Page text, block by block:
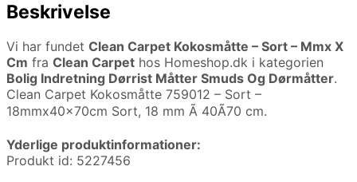
Beskrivelse
Vi har fundet Clean Carpet Kokosmåtte – Sort – Mmx X
Cm fra Clean Carpet hos Homeshop.dk i kategorien
Bolig Indretning Dørrist Måtter Smuds Og Dørmåtter.
Clean Carpet Kokosmåtte 759012 – Sort –
18mmx40x70cm Sort, 18 mm Ã 40Ã70 cm.
Yderlige produktinformationer:
Produkt id: 5227456